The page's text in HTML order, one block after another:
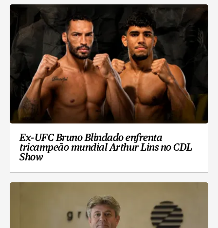
Ex-UFC Bruno Blindado enfrenta
tricampeão mundial Arthur Lins no CDL
Show